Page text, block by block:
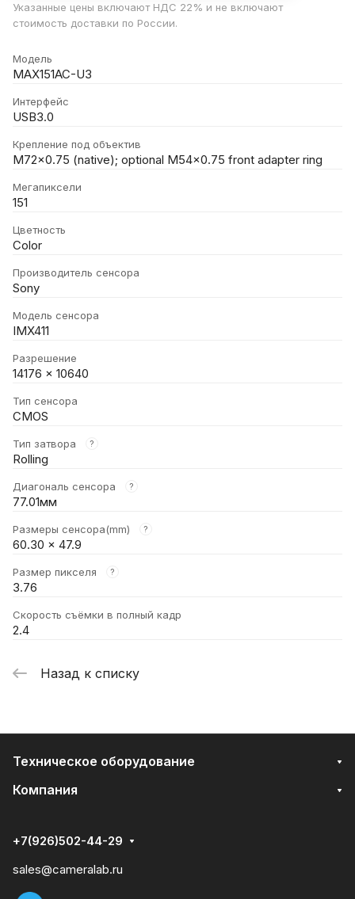
Указанные цены включают НДС 22% и не включают
стоимость доставки по России.
Модель
MAX151AC-U3
Интерфейс
USB3.0
Крепление под объектив
M72×0.75 (native); optional M54×0.75 front adapter ring
Мегапиксели
151
Цветность
Color
Производитель сенсора
Sony
Модель сенсора
IMX411
Разрешение
14176 × 10640
Тип сенсора
CMOS
Тип затвора ?
Rolling
Диагональ сенсора ?
77.01мм
Размеры сенсора(mm) ?
60.30 × 47.9
Размер пикселя ?
3.76
Скорость съёмки в полный кадр
2.4
Назад к списку
Техническое оборудование
Компания
+7(926)502-44-29
sales@cameralab.ru